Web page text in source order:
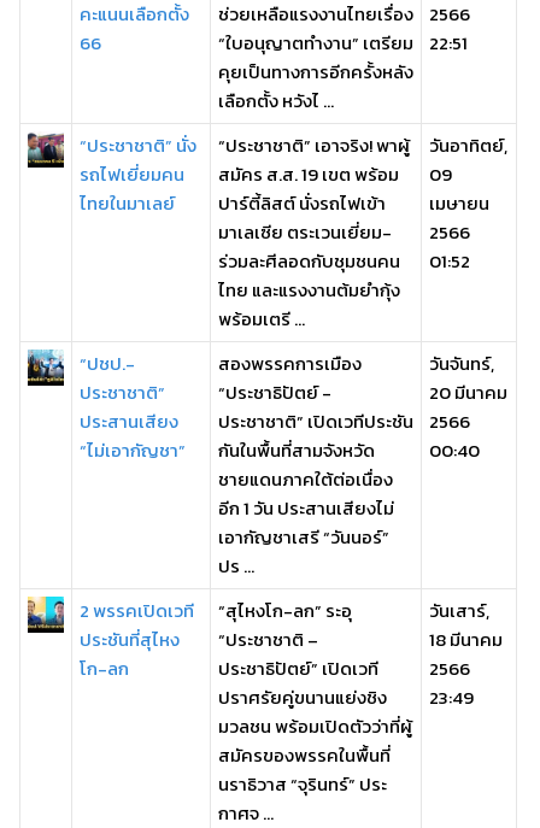
คะแนนเลือกตั้ง
66
ช่วยเหลือแรงงานไทยเรื่อง
“ใบอนุญาตทำงาน” เตรียม
คุยเป็นทางการอีกครั้งหลัง
เลือกตั้ง หวังไ ...
2566
22:51
“ประชาชาติ” นั่ง
รถไฟเยี่ยมคน
ไทยในมาเลย์
“ประชาชาติ” เอาจริง! พาผู้
สมัคร ส.ส. 19 เขต พร้อม
ปาร์ตี้ลิสต์ นั่งรถไฟเข้า
มาเลเซีย ตระเวนเยี่ยม-
ร่วมละศีลอดกับชุมชนคน
ไทย และแรงงานต้มยำกุ้ง
พร้อมเตรี ...
วันอาทิตย์,
09
เมษายน
2566
01:52
“ปชป.-
ประชาชาติ”
ประสานเสียง
“ไม่เอากัญชา”
สองพรรคการเมือง
“ประชาธิปัตย์ -
ประชาชาติ” เปิดเวทีประชัน
กันในพื้นที่สามจังหวัด
ชายแดนภาคใต้ต่อเนื่อง
อีก 1 วัน ประสานเสียงไม่
เอากัญชาเสรี “วันนอร์”
ปร ...
วันจันทร์,
20 มีนาคม
2566
00:40
2 พรรคเปิดเวที
ประชันที่สุไหง
โก-ลก
“สุไหงโก-ลก” ระอุ
“ประชาชาติ –
ประชาธิปัตย์” เปิดเวที
ปราศรัยคู่ขนานแย่งชิง
มวลชน พร้อมเปิดตัวว่าที่ผู้
สมัครของพรรคในพื้นที่
นราธิวาส “จุรินทร์” ประ
กาศจ ...
วันเสาร์,
18 มีนาคม
2566
23:49